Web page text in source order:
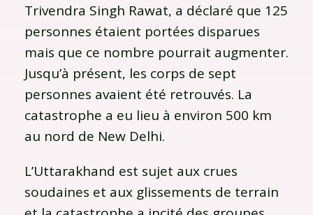
Trivendra Singh Rawat, a déclaré que 125
personnes étaient portées disparues
mais que ce nombre pourrait augmenter.
Jusqu’à présent, les corps de sept
personnes avaient été retrouvés. La
catastrophe a eu lieu à environ 500 km
au nord de New Delhi.
L’Uttarakhand est sujet aux crues
soudaines et aux glissements de terrain